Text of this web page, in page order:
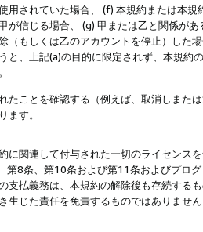
用されていた場合、 (f) 本規約または本
が信じる場合、 (g) 甲または乙と関係が
（もしくは乙のアカウントを停止）した
と、上記(a)の目的に限定されず、本規
たことを確認する（例えば、取消しまた
ます。
に関連して付与された一切のライセンス
第8条、第10条および第11条およびプロ
支払義務は、本規約の解除後も存続する
生じた責任を免責するものではありませ